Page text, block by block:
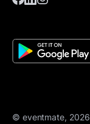
© eventmate, 2026